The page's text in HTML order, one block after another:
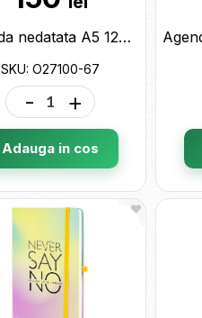
Agenda nedatata A5 128 foi cu elastic SQUARE verde fistic (cop.tare) O27100-67
SKU: O27100-67
- +
Adauga in cos